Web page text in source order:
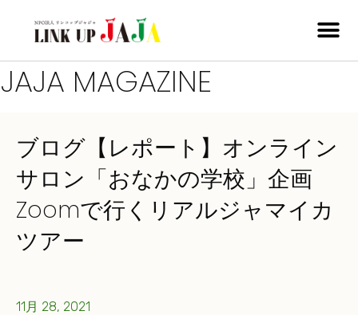
JAJA MAGAZINE
ブログ【レポート】オンライン
サロン「おなかの学校」企画
Zoomで行くリアルジャマイカ
ツアー
11月 28, 2021